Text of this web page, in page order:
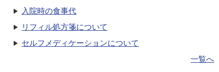
入院時の食事代
リフィル処方箋について
セルフメディケーションについて
一覧へ